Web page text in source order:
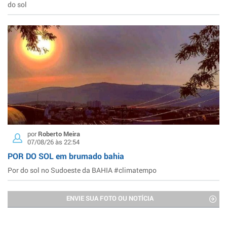
do sol
porRoberto Meira
07/08/26 às 22:54
POR DO SOL em brumado bahia
Por do sol no Sudoeste da BAHIA #climatempo
ENVIE SUA FOTO OU NOTÍCIA